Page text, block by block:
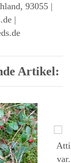
93055 |
|
Artikel: